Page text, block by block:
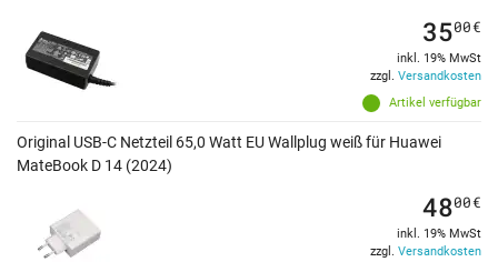
Artikel verfügbar
3500€
inkl. 19% MwSt
zzgl. Versandkosten
Original USB-C Netzteil 65,0 Watt EU Wallplug weiß für Huawei
MateBook D 14 (2024)
4800€
inkl. 19% MwSt
zzgl. Versandkosten